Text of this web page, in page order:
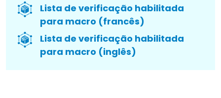
Lista de verificação habilitada
para macro (francês)
Lista de verificação habilitada
para macro (inglês)